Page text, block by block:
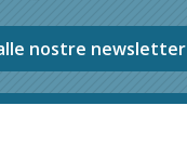
nostre newsletter